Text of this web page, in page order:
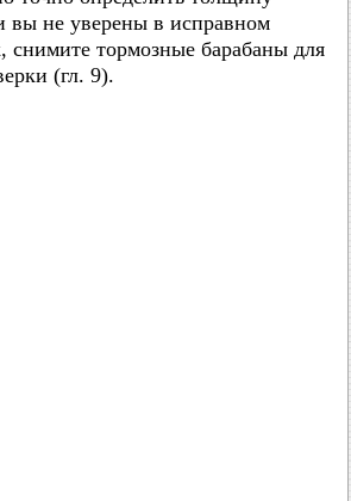
вы не уверены в исправном
снимите тормозные барабаны для
(гл. 9).